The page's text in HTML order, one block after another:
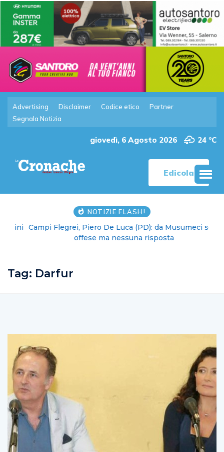
Advertising Disclaimer Codice etico
Partner
Segnala Notizia
giovedì, 6 Agosto 2026 24 °C
Edicola
NOTIZIE FLASH!
Campi Flegrei, Piero De Luca (PD): da Musumeci solo
offese ma nessuna risposta
Tag: Darfur